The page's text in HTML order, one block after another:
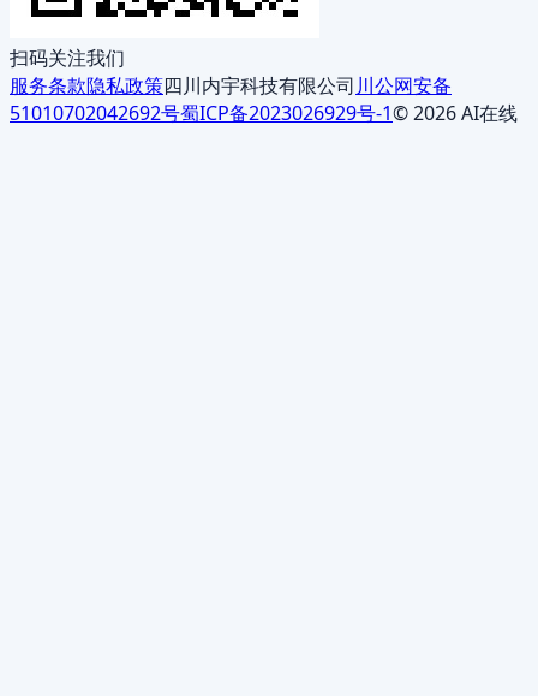
扫码关注我们
服务条款隐私政策四川内宇科技有限公司川公网安备
51010702042692号蜀ICP备2023026929号-1© 2026 AI在线